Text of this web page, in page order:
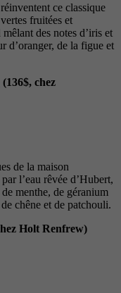
ce classique
fruitées et
des notes d’iris et
d’oranger, de la figue et
(136$, chez
de la maison
l’eau rêvée d’Hubert,
menthe, de géranium
chêne et de patchouli.
Holt Renfrew)